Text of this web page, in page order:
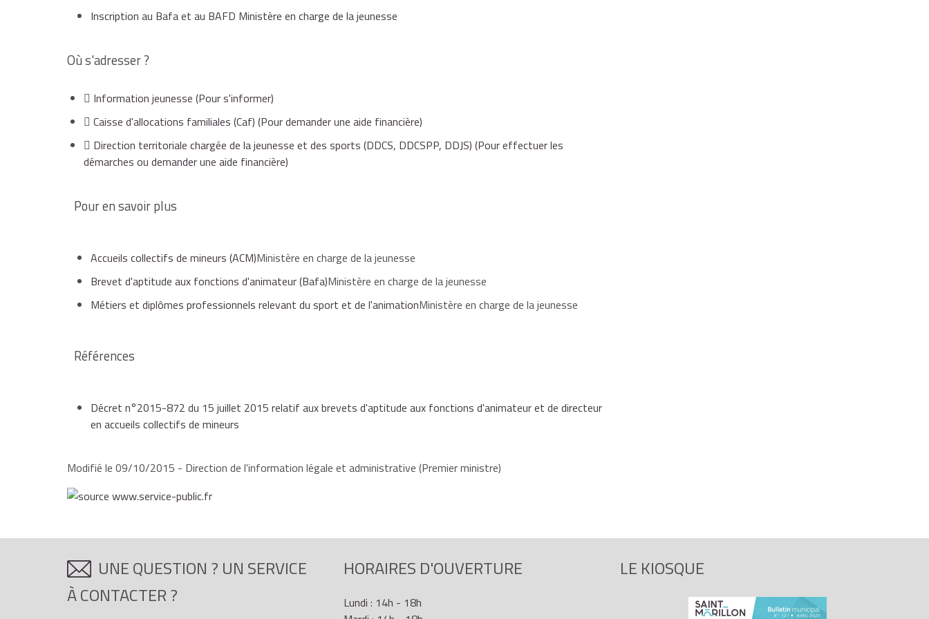
vous pouvez être dispensé de la session d'approfondissement ou de qualification si vous justifiez,
La durée totale de la formation ne peut pas excéder 30 mois, sous peine de perdre le bénéfice des étapes déjà
Inscription au Bafa et au BAFD Ministère en charge de la jeunesse
Où s'adresser ?
Information jeunesse (Pour s'informer)
Caisse d'allocations familiales (Caf) (Pour demander une aide financière)
Direction territoriale chargée de la jeunesse et des sports (DDCS, DDCSPP, DDJS) (Pour effectuer les
démarches ou demander une aide financière)
Pour en savoir plus
Accueils collectifs de mineurs (ACM)Ministère en charge de la jeunesse
Brevet d'aptitude aux fonctions d'animateur (Bafa)Ministère en charge de la jeunesse
Métiers et diplômes professionnels relevant du sport et de l'animationMinistère en charge de la jeunesse
Références
Décret n°2015-872 du 15 juillet 2015 relatif aux brevets d'aptitude aux fonctions d'animateur et de directeur
en accueils collectifs de mineurs
Modifié le 09/10/2015 - Direction de l'information légale et administrative (Premier ministre)
UNE QUESTION ? UN SERVICE
À CONTACTER ?
HORAIRES D'OUVERTURE
Lundi : 14h - 18h
LE KIOSQUE